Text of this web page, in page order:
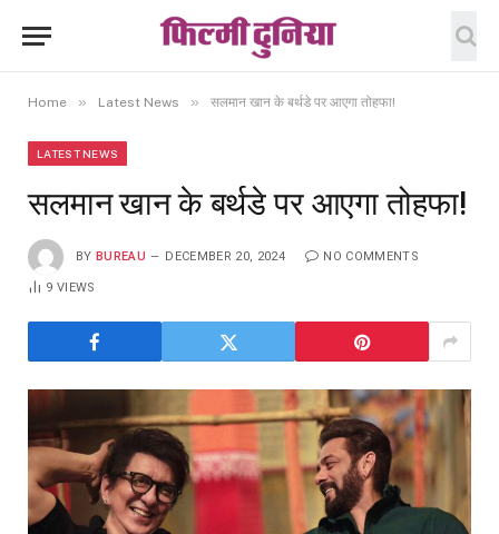
Home » Latest News » सलमान खान के बर्थडे पर आएगा तोहफा!
LATEST NEWS
सलमान खान के बर्थडे पर आएगा तोहफा!
BY BUREAU DECEMBER 20, 2024 NO COMMENTS
9VIEWS